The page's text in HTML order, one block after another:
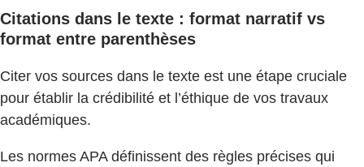
Citations dans le texte : format narratif vs
format entre parenthèses
Citer vos sources dans le texte est une étape cruciale
pour établir la crédibilité et l’éthique de vos travaux
académiques.
Les normes APA définissent des règles précises qui